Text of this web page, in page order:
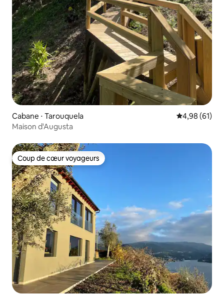
Cabane ⋅ Tarouquela Évaluation
4,98 (61)
Maison d'Augusta
Coup de cœur voyageurs
Coup de cœur voyageurs